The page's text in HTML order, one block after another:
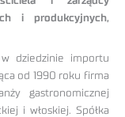
i produkcyjnych,
dziedzinie importu
od 1990 roku firma
gastronomicznej
i włoskiej. Spółka